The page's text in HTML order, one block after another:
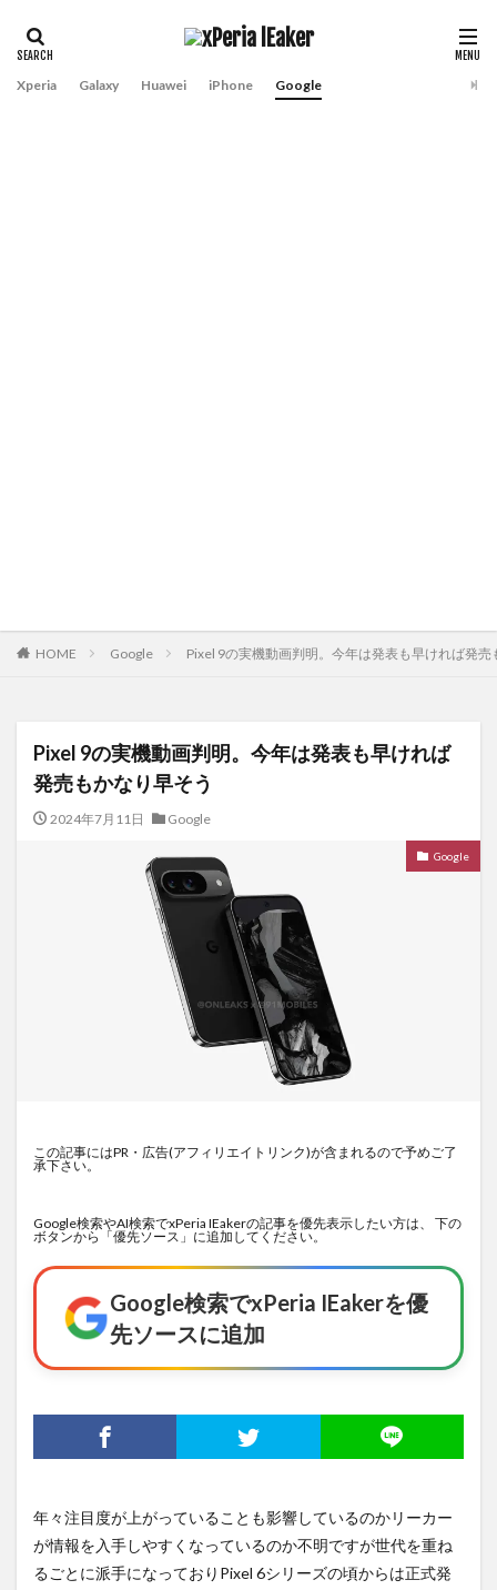
Xperia Galaxy Huawei iPhone Google
HOME Google Pixel 9の実機動画判明。今年は発表も早ければ発売
Pixel 9の実機動画判明。今年は発表も早ければ
発売もかなり早そう
2024年7月11日 Google
Google
この記事にはPR・広告(アフィリエイトリンク)が含まれるので予めご了
承下さい。
Google検索やAI検索でxPeria IEakerの記事を優先表示したい方は、 下の
ボタンから「優先ソース」に追加してください。
Google検索でxPeria IEakerを優
先ソースに追加
年々注目度が上がっていることも影響しているのかリーカー
が情報を入手しやすくなっているのか不明ですが世代を重ね
るごとに派手になっておりPixel 6シリーズの頃からは正式発